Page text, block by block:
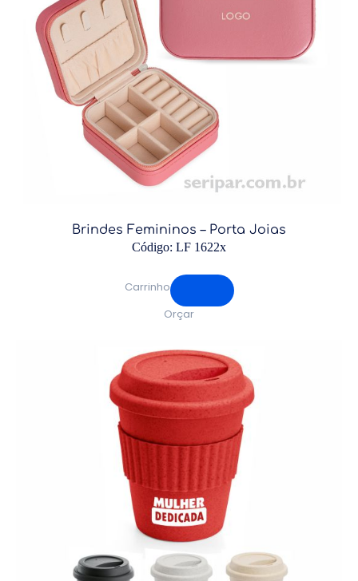
Brindes Femininos – Porta Joias
Código: LF 1622x
Carrinho
Orçar